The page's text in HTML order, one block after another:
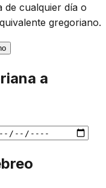
de cualquier día o
gregoriano.
a